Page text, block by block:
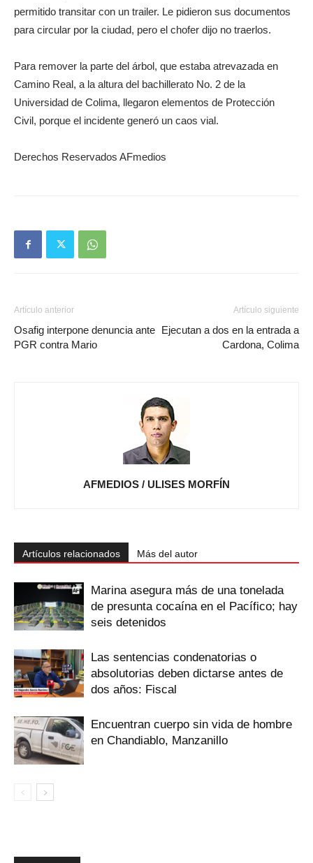
permitido transitar con un trailer. Le pidieron sus documentos
para circular por la ciudad, pero el chofer dijo no traerlos.
Para remover la parte del árbol, que estaba atrevazada en
Camino Real, a la altura del bachillerato No. 2 de la
Universidad de Colima, llegaron elementos de Protección
Civil, porque el incidente generó un caos vial.
Derechos Reservados AFmedios
Artículo anterior
Osafig interpone denuncia ante
PGR contra Mario
Artículo siguiente
Ejecutan a dos en la entrada a
Cardona, Colima
AFMEDIOS / ULISES MORFÍN
Artículos relacionados Más del autor
Marina asegura más de una tonelada
de presunta cocaína en el Pacífico; hay
seis detenidos
Las sentencias condenatorias o
absolutorias deben dictarse antes de
dos años: Fiscal
Encuentran cuerpo sin vida de hombre
en Chandiablo, Manzanillo